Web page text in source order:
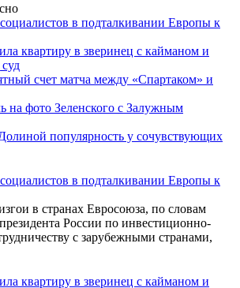
в подталкивании Европы к
квартиру в зверинец с кайманом и
счет матча между «Спартаком» и
на фото Зеленского с Залужным
популярность у сочувствующих
в подталкивании Европы к
в странах Евросоюза, по словам
России по инвестиционно-
с зарубежными странами,
квартиру в зверинец с кайманом и